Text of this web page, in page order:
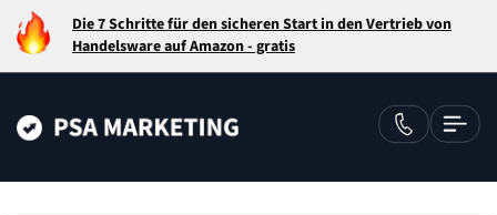
Die 7 Schritte für den sicheren Start in den Vertrieb von
Handelsware auf Amazon - gratis